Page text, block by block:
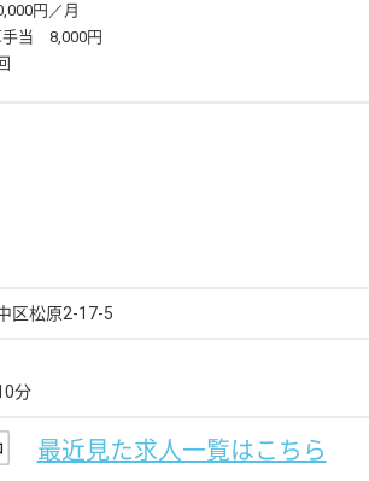
円／月
手当 8,000円
区松原2-17-5
分
最近見た求人一覧はこちら